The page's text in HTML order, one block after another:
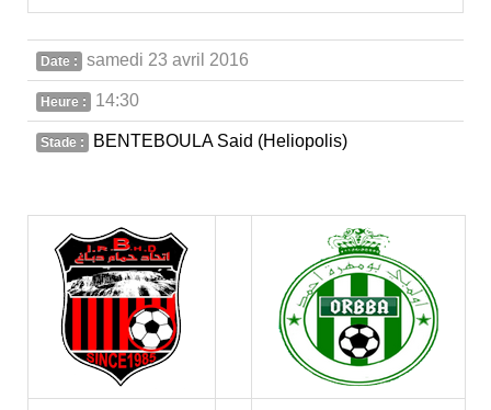
Date : samedi 23 avril 2016
Heure : 14:30
Stade : BENTEBOULA Said (Heliopolis)